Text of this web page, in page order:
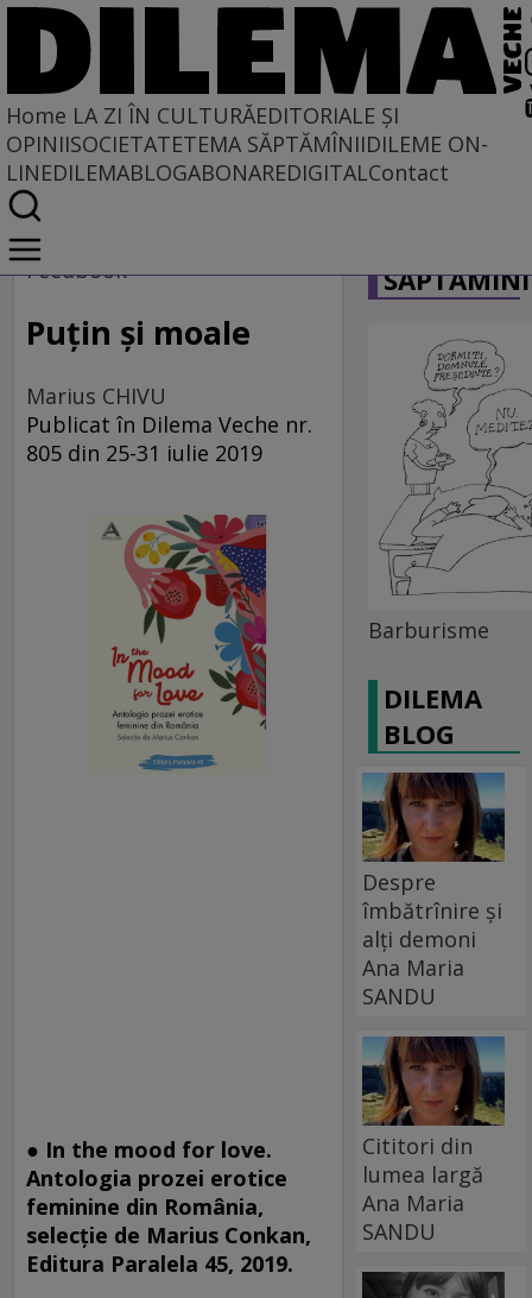
Home LA ZI ÎN CULTURĂEDITORIALE ȘI
OPINIISOCIETATETEMA SĂPTĂMÎNIIDILEME ON-
LINEDILEMABLOGABONAREDIGITALContact
Home
La zi în cultură
Feedbook
Puțin și moale
Marius CHIVU
Publicat în Dilema Veche nr.
805 din 25-31 iulie 2019
● In the mood for love.
Antologia prozei erotice
feminine din România,
selecţie de Marius Conkan,
Editura Paralela 45, 2019.
Barburisme
DILEMA
BLOG
Despre
îmbătrînire și
alți demoni
Ana Maria
SANDU
Cititori din
lumea largă
Ana Maria
SANDU